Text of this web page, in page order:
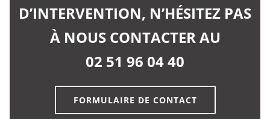
D’INTERVENTION, N’HÉSITEZ PAS
À NOUS CONTACTER AU
02 51 96 04 40
FORMULAIRE DE CONTACT